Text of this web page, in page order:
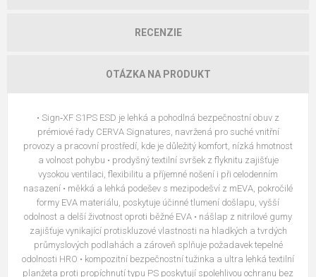
RECENZIE
OTÁZKA NA PRODUKT
• Sign‑XF S1PS ESD je lehká a pohodlná bezpečnostní obuv z
prémiové řady CERVA Signatures, navržená pro suché vnitřní
provozy a pracovní prostředí, kde je důležitý komfort, nízká hmotnost
a volnost pohybu • prodyšný textilní svršek z flyknitu zajišťuje
vysokou ventilaci, flexibilitu a příjemné nošení i při celodenním
nasazení • měkká a lehká podešev s mezipodešví z mEVA, pokročilé
formy EVA materiálu, poskytuje účinné tlumení došlapu, vyšší
odolnost a delší životnost oproti běžné EVA • nášlap z nitrilové gumy
zajišťuje vynikající protiskluzové vlastnosti na hladkých a tvrdých
průmyslových podlahách a zároveň splňuje požadavek tepelné
odolnosti HRO • kompozitní bezpečnostní tužinka a ultra lehká textilní
planžeta proti propíchnutí typu PS poskytují spolehlivou ochranu bez